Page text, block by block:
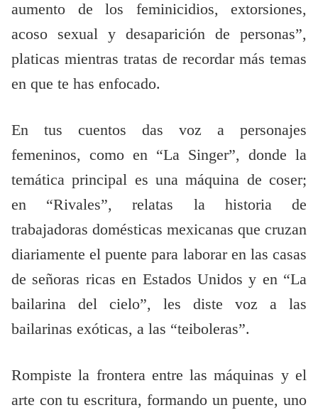
aumento de los feminicidios, extorsiones,
acoso sexual y desaparición de personas”,
platicas mientras tratas de recordar más temas
en que te has enfocado.
En tus cuentos das voz a personajes
femeninos, como en “La Singer”, donde la
temática principal es una máquina de coser;
en “Rivales”, relatas la historia de
trabajadoras domésticas mexicanas que cruzan
diariamente el puente para laborar en las casas
de señoras ricas en Estados Unidos y en “La
bailarina del cielo”, les diste voz a las
bailarinas exóticas, a las “teiboleras”.
Rompiste la frontera entre las máquinas y el
arte con tu escritura, formando un puente, uno